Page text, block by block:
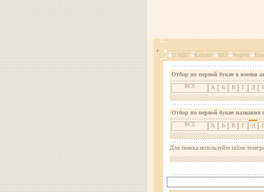
О МДС Каталог RSS Форум
Отбор по первой букве в имени
ВСЕ А Б В Г Д
Отбор по первой букве названия
ВСЕ А Б В Г Д
Для поиска используйте inline